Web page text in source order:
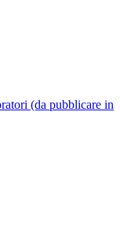
(da pubblicare in